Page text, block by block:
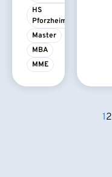
HS
Pforzheim
Master
MBA
MME
12